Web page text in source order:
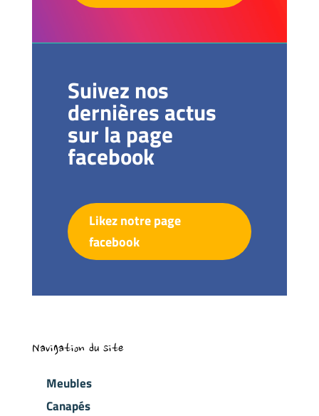
Suivez nos
dernières actus
sur la page
facebook
Likez notre page
facebook
Navigation du site
Meubles
Canapés